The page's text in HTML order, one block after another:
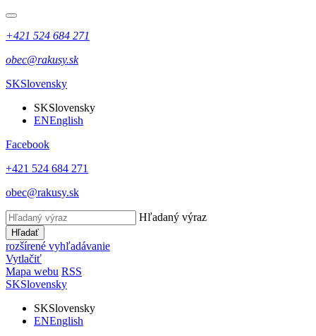
+421 524 684 271
obec@rakusy.sk
SKSlovensky
SKSlovensky
ENEnglish
Facebook
+421 524 684 271
obec@rakusy.sk
Hľadaný výraz
Hľadať
rozšírené vyhľadávanie
Vytlačiť
Mapa webu RSS
SKSlovensky
SKSlovensky
ENEnglish